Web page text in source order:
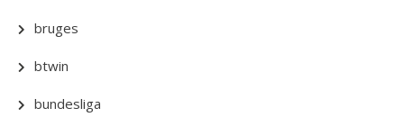
bruges
btwin
bundesliga